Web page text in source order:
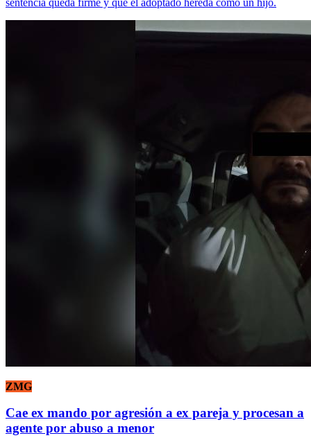
ZMG
Cae ex mando por agresión a ex pareja y procesan a
agente por abuso a menor